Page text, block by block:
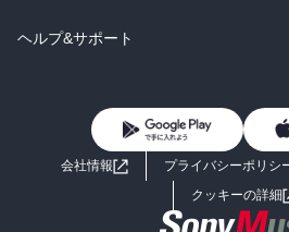
BL・TL
雑誌・グラビア
ラノベ
コミック
ライトノベル 男
小説
ヘルプ&サポート
よくあるご質問 お
会社情報 プライバシーポリシ
クッキーの詳細